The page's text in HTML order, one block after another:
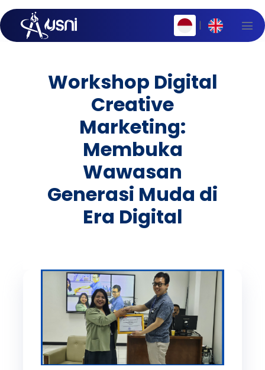
|
Workshop Digital
Creative
Marketing:
Membuka
Wawasan
Generasi Muda di
Era Digital